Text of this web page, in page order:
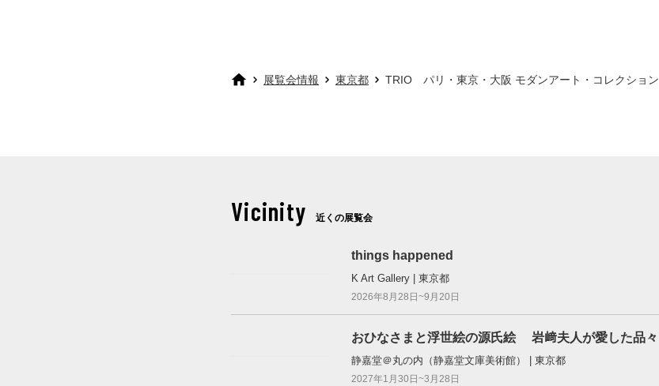
展覧会情報 東京都 TRIO パリ・東京・大阪 モダンアート・コレクション
Vicinity 近くの展覧会
things happened
K Art Gallery | 東京都
2026年8月28日~9月20日
おひなさまと浮世絵の源氏絵 岩﨑夫人が愛した品々
静嘉堂＠丸の内（静嘉堂文庫美術館） | 東京都
2027年1月30日~3月28日